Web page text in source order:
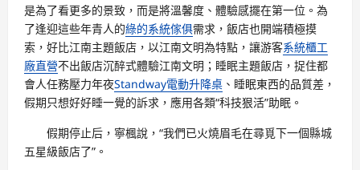
是為了看更多的景致，而是將溫馨度、體驗感擺在第一位。為
了逢迎這些年青人的綠的系統傢俱需求，飯店也開端積極摸
索，好比江南主題飯店，以江南文明為特點，讓游客系統櫃工
廠直營不出飯店沉醉式體驗江南文明；睡眠主題飯店，捉住都
會人任務壓力年夜Standway電動升降桌 、睡眠東西的品質差，
假期只想好好睡一覺的訴求，應用各類“科技狠活”助眠。
假期停止后，寧楓說，“我們已火燒眉毛在尋覓下一個縣城
五星級飯店了”。